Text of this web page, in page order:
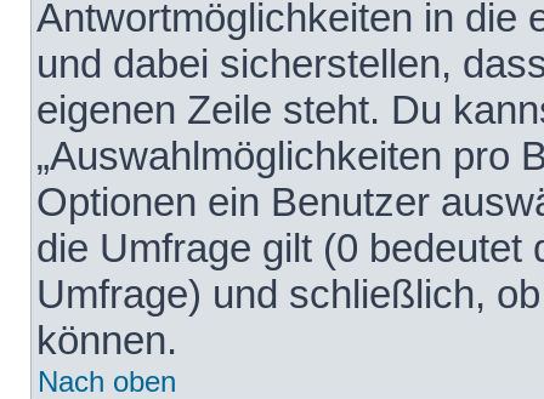
Antwortmöglichkeiten in die
und dabei sicherstellen,
eigenen Zeile steht. Du
„Auswahlmöglichkeiten pro
Optionen ein Benutzer
die Umfrage gilt (0 bedeutet
Umfrage) und schließlich,
können.
Nach oben